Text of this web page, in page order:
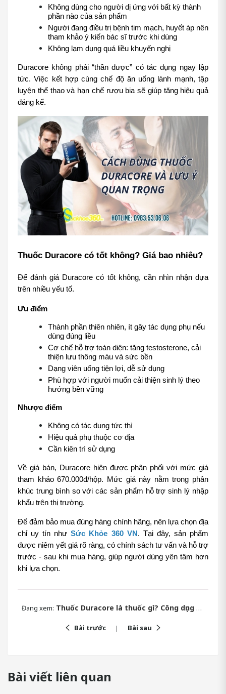
Không dùng cho người dị ứng với bất kỳ thành
phần nào của sản phẩm
Người đang điều trị bệnh tim mạch, huyết áp nên
tham khảo ý kiến bác sĩ trước khi dùng
Không lạm dụng quá liều khuyến nghị
Duracore không phải “thần dược” có tác dụng ngay lập
tức. Việc kết hợp cùng chế độ ăn uống lành mạnh, tập
luyện thể thao và hạn chế rượu bia sẽ giúp tăng hiệu quả
đáng kể.
Thuốc Duracore có tốt không? Giá bao nhiêu?
Để đánh giá Duracore có tốt không, cần nhìn nhận dựa
trên nhiều yếu tố.
Ưu điểm
Thành phần thiên nhiên, ít gây tác dụng phụ nếu
dùng đúng liều
Cơ chế hỗ trợ toàn diện: tăng testosterone, cải
thiện lưu thông máu và sức bền
Dạng viên uống tiện lợi, dễ sử dụng
Phù hợp với người muốn cải thiện sinh lý theo
hướng bền vững
Nhược điểm
Không có tác dụng tức thì
Hiệu quả phụ thuộc cơ địa
Cần kiên trì sử dụng
Về giá bán, Duracore hiện được phân phối với mức giá
tham khảo 670.000đ/hộp. Mức giá này nằm trong phân
khúc trung bình so với các sản phẩm hỗ trợ sinh lý nhập
khẩu trên thị trường.
Để đảm bảo mua đúng hàng chính hãng, nên lựa chọn địa
chỉ uy tín như Sức Khỏe 360 VN . Tại đây, sản phẩm
được niêm yết giá rõ ràng, có chính sách tư vấn và hỗ trợ
trước - sau khi mua hàng, giúp người dùng yên tâm hơn
khi lựa chọn.
Đang xem: Thuốc Duracore là thuốc gì? Công dụng và giá bán
Bài trước Bài sau
Bài viết liên quan